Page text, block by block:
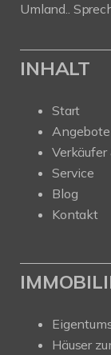
Umland..
INHALT
Start
Angebote
Verkäufer
Service
Blog
Kontakt
Häuser